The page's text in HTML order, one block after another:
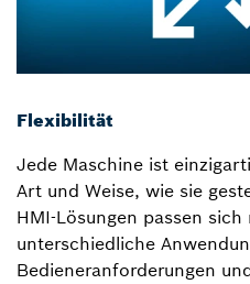
Flexibilität
Jede Maschine ist
Art und Weise, wie sie
HMI-Lösungen passen sich
unterschiedliche
Bedieneranforderungen